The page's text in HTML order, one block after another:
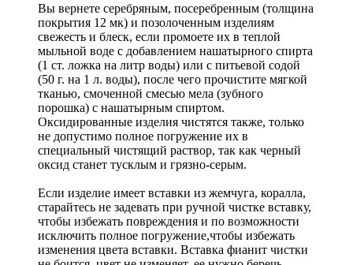
Вы вернете серебряным, посеребренным (толщина
покрытия 12 мк) и позолоченным изделиям
свежесть и блеск, если промоете их в теплой
мыльной воде с добавлением нашатырного спирта
(1 ст. ложка на литр воды) или с питьевой содой
(50 г. на 1 л. воды), после чего прочистите мягкой
тканью, смоченной смесью мела (зубного
порошка) с нашатырным спиртом.
Оксидированные изделия чистятся также, только
не допустимо полное погружение их в
специальный чистящий раствор, так как черный
оксид станет тусклым и грязно-серым.
Если изделие имеет вставки из жемчуга, коралла,
старайтесь не задевать при ручной чистке вставку,
чтобы избежать повреждения и по возможности
исключить полное погружение,чтобы избежать
изменения цвета вставки. Вставка фианит чистки